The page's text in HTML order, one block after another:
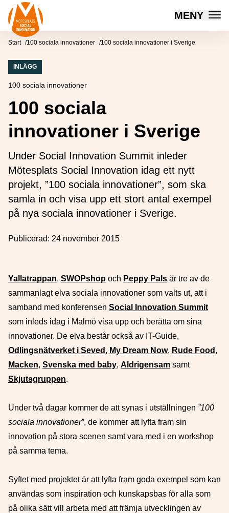
Hoppa till innehåll
Mötesplatsen Social Innovation
MENY
Start 100 sociala innovationer 100 sociala innovationer i Sverige
INLÄGG
100 sociala innovationer
100 sociala
innovationer i Sverige
Under Social Innovation Summit inleder
Mötesplats Social Innovation idag ett nytt
projekt, ”100 sociala innovationer”, som ska
samla in och visa upp ett stort antal exempel
på nya sociala innovationer i Sverige.
Publicerad: 24 november 2015
Yallatrappan, SWOPshop och Peppy Pals är tre av de
sammanlagt elva sociala innovationer som valts ut, att i
samband med konferensen Social Innovation Summit
som inleds idag i Malmö visa upp och berätta om sina
innovationer. De elva består också av IT-Guide,
Odlingsnätverket i Seved , My Dream Now, Rude Food ,
Macken, Svenska med baby, Aldrigensam samt
Skjutsgruppen.
Under två dagar kommer de att synas i utställningen ”100
sociala innovationer”, de kommer att lyfta fram sin
innovation på stora scenen samt vara med i en workshop
på samma tema.
Syftet med projektet är att lyfta fram goda exempel som kan
användas som inspiration och kunskapsbas för alla som
på olika sätt vill arbeta med att främja utvecklingen av